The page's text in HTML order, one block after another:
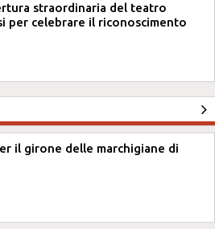
straordinaria del teatro
per celebrare il riconoscimento
il girone delle marchigiane di